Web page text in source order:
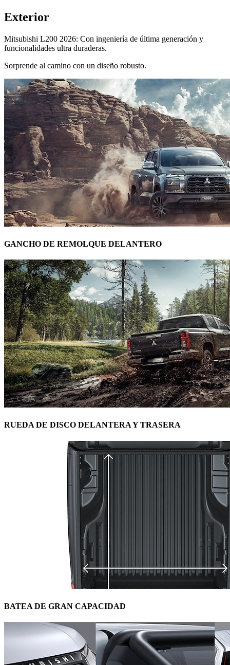
Exterior
Mitsubishi L200 2026: Con ingeniería de última generación y
funcionalidades ultra duraderas.
Sorprende al camino con un diseño robusto.
GANCHO DE REMOLQUE DELANTERO
RUEDA DE DISCO DELANTERA Y TRASERA
BATEA DE GRAN CAPACIDAD